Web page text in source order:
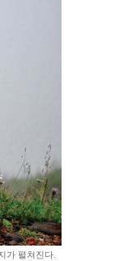
가 펼쳐진다.